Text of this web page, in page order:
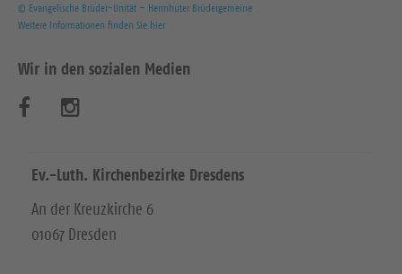
© Evangelische Brüder-Unität – Herrnhuter Brüdergemeine
Weitere Informationen finden Sie hier
Wir in den sozialen Medien
s
u
c
s
u
c
Ev.-Luth. Kirchenbezirke Dresdens
An der Kreuzkirche 6
01067 Dresden